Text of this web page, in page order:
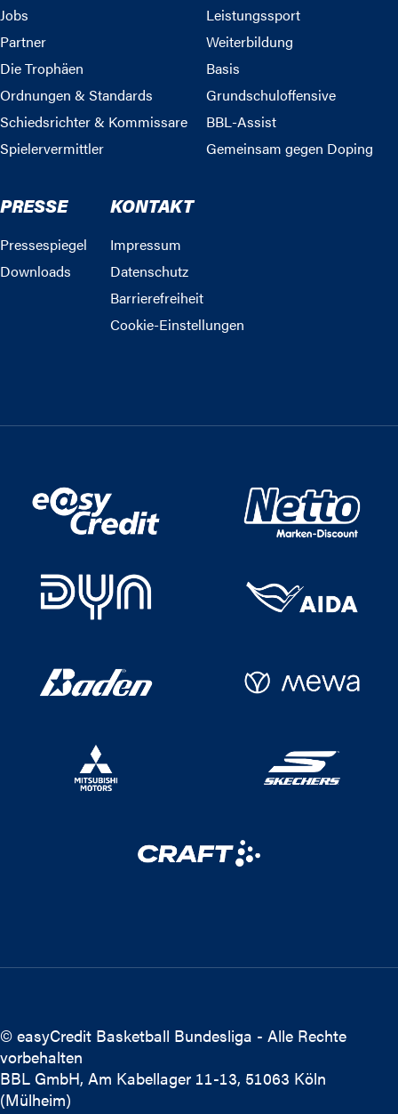
Jobs
Partner
Die Trophäen
Ordnungen & Standards
Schiedsrichter & Kommissare
Spielervermittler
Leistungssport
Weiterbildung
Basis
Grundschuloffensive
BBL-Assist
Gemeinsam gegen Doping
PRESSE
Pressespiegel
Downloads
KONTAKT
Impressum
Datenschutz
Barrierefreiheit
Cookie-Einstellungen
© easyCredit Basketball Bundesliga - Alle Rechte
vorbehalten
BBL GmbH, Am Kabellager 11-13, 51063 Köln
(Mülheim)